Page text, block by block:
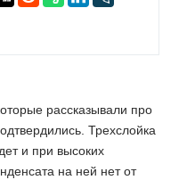
рассказывали про
Трехслойка
и при высоких
на ней нет от